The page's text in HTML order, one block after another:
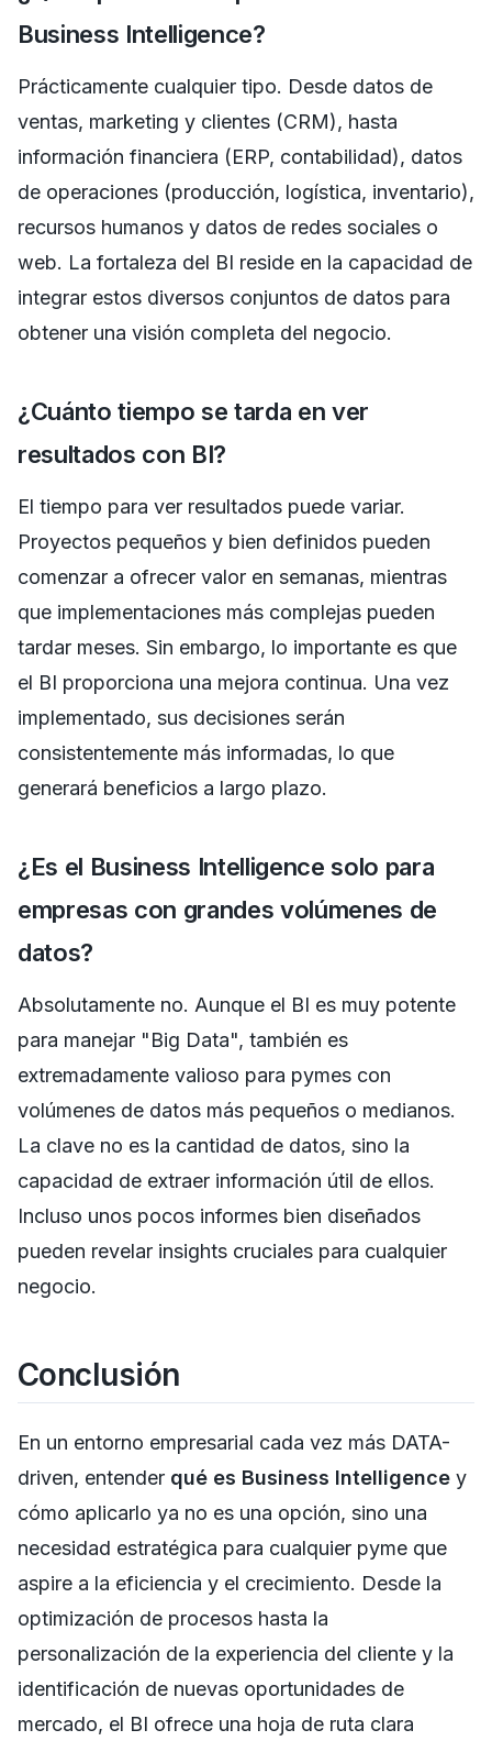
Business Intelligence?
Prácticamente cualquier tipo. Desde datos de
ventas, marketing y clientes (CRM), hasta
información financiera (ERP, contabilidad), datos
de operaciones (producción, logística, inventario),
recursos humanos y datos de redes sociales o
web. La fortaleza del BI reside en la capacidad de
integrar estos diversos conjuntos de datos para
obtener una visión completa del negocio.
¿Cuánto tiempo se tarda en ver
resultados con BI?
El tiempo para ver resultados puede variar.
Proyectos pequeños y bien definidos pueden
comenzar a ofrecer valor en semanas, mientras
que implementaciones más complejas pueden
tardar meses. Sin embargo, lo importante es que
el BI proporciona una mejora continua. Una vez
implementado, sus decisiones serán
consistentemente más informadas, lo que
generará beneficios a largo plazo.
¿Es el Business Intelligence solo para
empresas con grandes volúmenes de
datos?
Absolutamente no. Aunque el BI es muy potente
para manejar "Big Data", también es
extremadamente valioso para pymes con
volúmenes de datos más pequeños o medianos.
La clave no es la cantidad de datos, sino la
capacidad de extraer información útil de ellos.
Incluso unos pocos informes bien diseñados
pueden revelar insights cruciales para cualquier
negocio.
Conclusión
En un entorno empresarial cada vez más DATA-
driven, entender qué es Business Intelligence y
cómo aplicarlo ya no es una opción, sino una
necesidad estratégica para cualquier pyme que
aspire a la eficiencia y el crecimiento. Desde la
optimización de procesos hasta la
personalización de la experiencia del cliente y la
identificación de nuevas oportunidades de
mercado, el BI ofrece una hoja de ruta clara